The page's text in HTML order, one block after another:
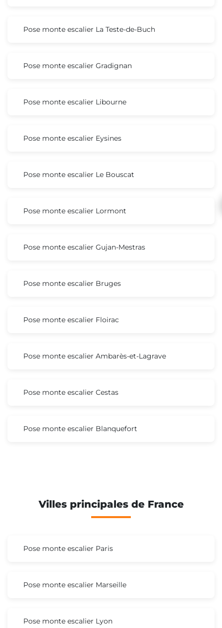
Pose monte escalier La Teste-de-Buch
Pose monte escalier Gradignan
Pose monte escalier Libourne
Pose monte escalier Eysines
Pose monte escalier Le Bouscat
Pose monte escalier Lormont
Pose monte escalier Gujan-Mestras
Pose monte escalier Bruges
Pose monte escalier Floirac
Pose monte escalier Ambarès-et-Lagrave
Pose monte escalier Cestas
Pose monte escalier Blanquefort
Villes principales de France
Pose monte escalier Paris
Pose monte escalier Marseille
Pose monte escalier Lyon